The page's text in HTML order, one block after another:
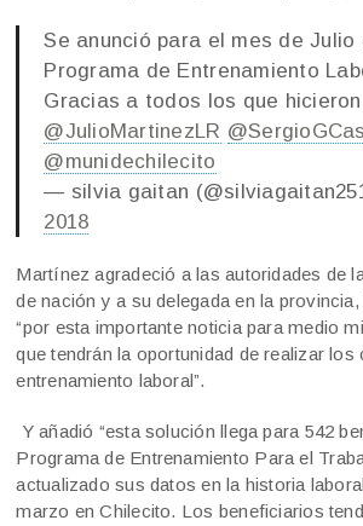
Se anunció para el mes de Julio
Programa de Entrenamiento
Gracias a todos los que
@JulioMartinezLR
@munidechilecito
— silvia gaitan
2018
Martínez agradeció a las autoridades de
de nación y a su delegada en la
“por esta importante noticia para medio
que tendrán la oportunidad de realizar los
entrenamiento laboral”.
Y añadió “esta solución llega para 542
Programa de Entrenamiento Para el
actualizado sus datos en la historia
marzo en Chilecito. Los beneficiarios